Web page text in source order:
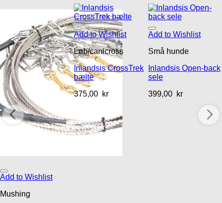
Add to Wishlist
Mushing
Add to Wishlist
Løb/canicross
Inlandsis CrossTrek
bælte
375,00 kr
Add to Wishlist
Små hunde
Inlandsis Open-back
sele
399,00 kr